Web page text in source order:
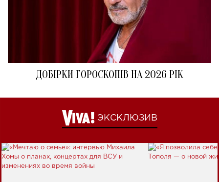
ДОБІРКИ ГОРОСКОПІВ НА 2026 РІК
ЭКСКЛЮЗИВ